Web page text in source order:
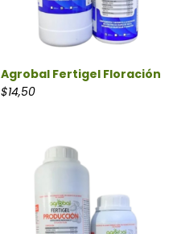
Agrobal Fertigel Floración
$14,50